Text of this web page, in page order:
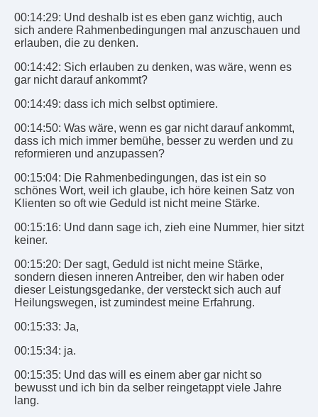
00:14:29: Und deshalb ist es eben ganz wichtig, auch
sich andere Rahmenbedingungen mal anzuschauen und
erlauben, die zu denken.
00:14:42: Sich erlauben zu denken, was wäre, wenn es
gar nicht darauf ankommt?
00:14:49: dass ich mich selbst optimiere.
00:14:50: Was wäre, wenn es gar nicht darauf ankommt,
dass ich mich immer bemühe, besser zu werden und zu
reformieren und anzupassen?
00:15:04: Die Rahmenbedingungen, das ist ein so
schönes Wort, weil ich glaube, ich höre keinen Satz von
Klienten so oft wie Geduld ist nicht meine Stärke.
00:15:16: Und dann sage ich, zieh eine Nummer, hier sitzt
keiner.
00:15:20: Der sagt, Geduld ist nicht meine Stärke,
sondern diesen inneren Antreiber, den wir haben oder
dieser Leistungsgedanke, der versteckt sich auch auf
Heilungswegen, ist zumindest meine Erfahrung.
00:15:33: Ja,
00:15:34: ja.
00:15:35: Und das will es einem aber gar nicht so
bewusst und ich bin da selber reingetappt viele Jahre
lang.